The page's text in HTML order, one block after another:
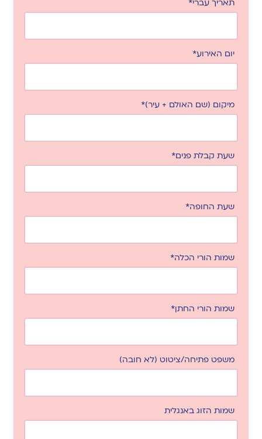
תאריך עברי*
יום האירוע*
מיקום (שם האולם + עיר)*
שעת קבלת פנים*
שעת החופה*
שמות הורי הכלה*
שמות הורי החתן*
משפט פתיחה/ציטוט (לא חובה)
שמות הזוג באנגלית